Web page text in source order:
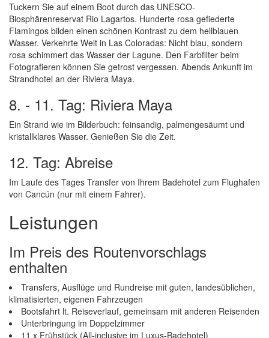
Tuckern Sie auf einem Boot durch das UNESCO-
Biosphärenreservat Rio Lagartos. Hunderte rosa gefiederte
Flamingos bilden einen schönen Kontrast zu dem hellblauen
Wasser. Verkehrte Welt in Las Coloradas: Nicht blau, sondern
rosa schimmert das Wasser der Lagune. Den Farbfilter beim
Fotografieren können Sie getrost vergessen. Abends Ankunft im
Strandhotel an der Riviera Maya.
8. - 11. Tag: Riviera Maya
Ein Strand wie im Bilderbuch: feinsandig, palmengesäumt und
kristallklares Wasser. Genießen Sie die Zeit.
12. Tag: Abreise
Im Laufe des Tages Transfer von Ihrem Badehotel zum Flughafen
von Cancún (nur mit einem Fahrer).
Leistungen
Im Preis des Routenvorschlags
enthalten
Transfers, Ausflüge und Rundreise mit guten, landesüblichen,
klimatisierten, eigenen Fahrzeugen
Bootsfahrt lt. Reiseverlauf, gemeinsam mit anderen Reisenden
Unterbringung im Doppelzimmer
11 x Frühstück (All-inclusive im Luxus-Badehotel)